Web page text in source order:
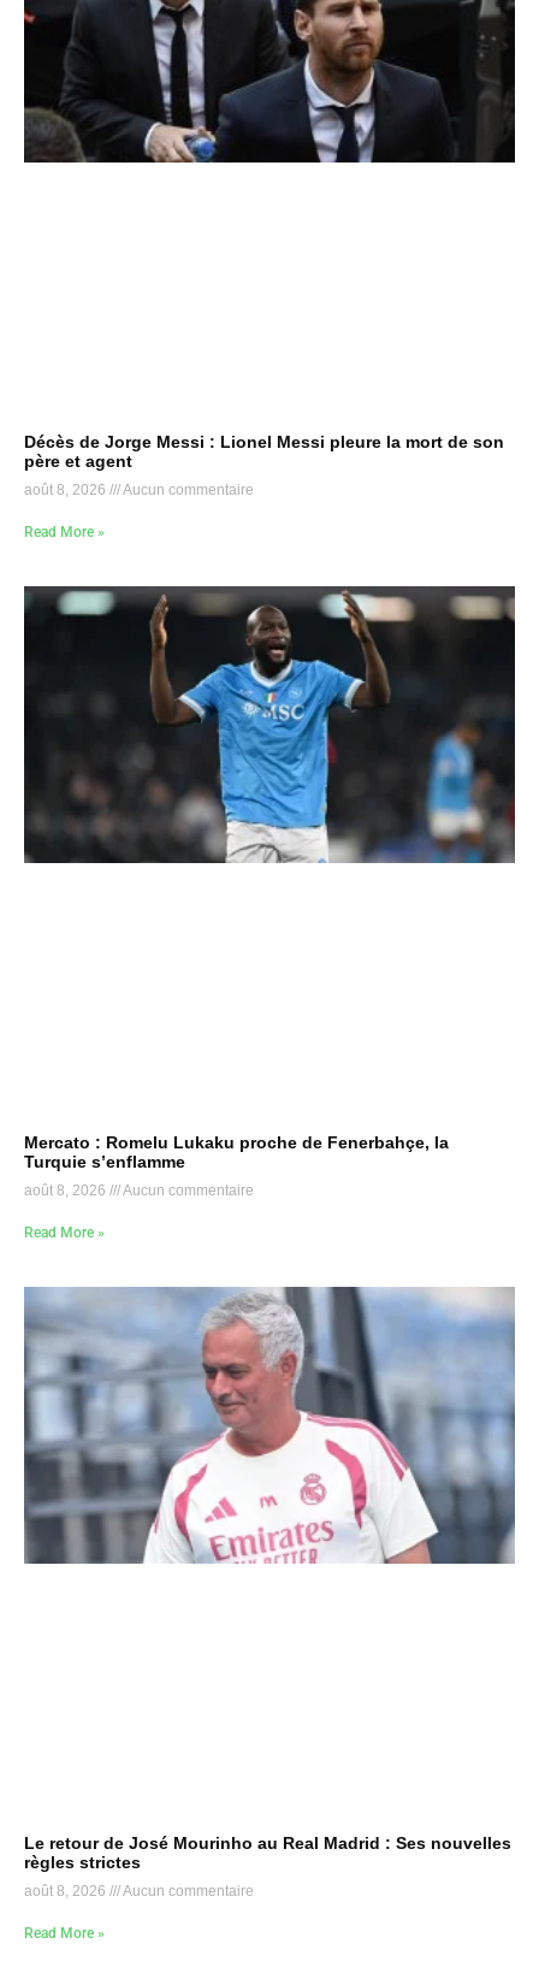
Décès de Jorge Messi : Lionel Messi pleure la mort de son
père et agent
août 8, 2026 Aucun commentaire
Read More »
Mercato : Romelu Lukaku proche de Fenerbahçe, la
Turquie s’enflamme
août 8, 2026 Aucun commentaire
Read More »
Le retour de José Mourinho au Real Madrid : Ses nouvelles
règles strictes
août 8, 2026 Aucun commentaire
Read More »